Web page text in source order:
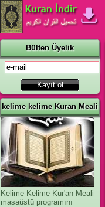
Bülten Üyelik
kelime kelime Kuran Meali
Kelime Kelime Kur'an Meali
masaüstü programını